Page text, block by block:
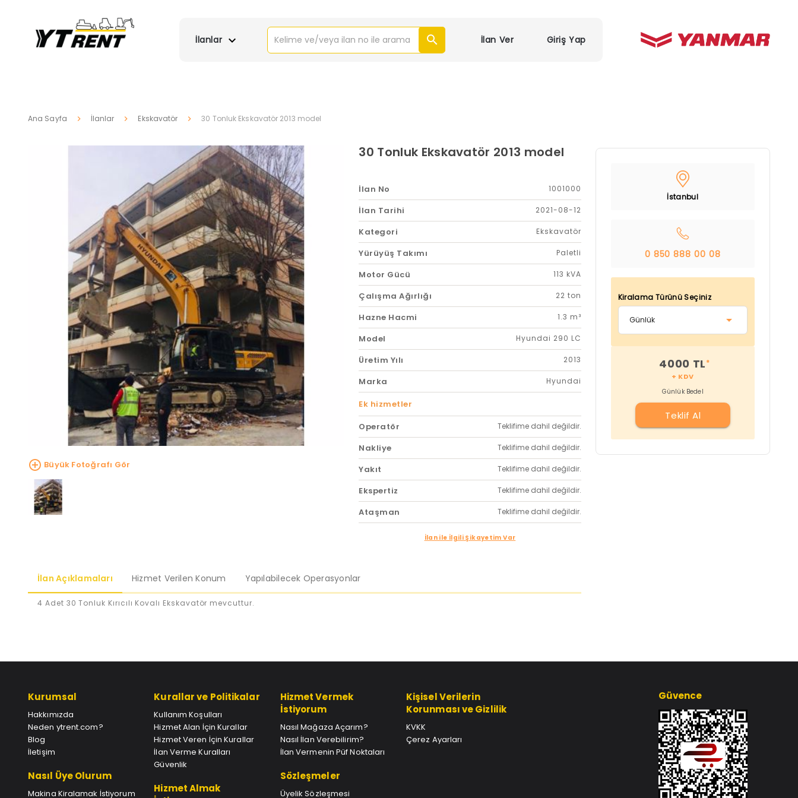
İlanlar İlan Ver Giriş Yap
Ana Sayfa İlanlar Ekskavatör 30 Tonluk Ekskavatör 2013 model
Büyük Fotoğrafı Gör
30 Tonluk Ekskavatör 2013 model
İlan No 1001000
İlan Tarihi 2021-08-12
Kategori Ekskavatör
Yürüyüş Takımı Paletli
Motor Gücü 113 kVA
Çalışma Ağırlığı 22 ton
Hazne Hacmi 1.3 m³
Model Hyundai 290 LC
Üretim Yılı 2013
Marka Hyundai
Ek hizmetler
Operatör
Teklifime dahil değildir.
Nakliye Teklifime dahil değildir.
Yakıt Teklifime dahil değildir.
Ekspertiz Teklifime dahil değildir.
Ataşman Teklifime dahil değildir.
İlan ile İlgili Şikayetim Var
İlan Açıklamaları Hizmet Verilen Konum Yapılabilecek Operasyonlar
4 Adet 30 Tonluk Kırıcılı Kovalı Ekskavatör mevcuttur.
İstanbul
0 850 888 00 08
Kiralama Türünü Seçiniz
4000 TL*
+ KDV
Günlük Bedel
Teklif Al
Kurumsal
Hakkımızda
Neden ytrent.com?
Blog
İletişim
Nasıl Üye Olurum
Makina Kiralamak İstiyorum
Kurallar ve Politikalar
Kullanım Koşulları
Hizmet Alan İçin Kurallar
Hizmet Veren İçin Kurallar
İlan Verme Kuralları
Güvenlik
Hizmet Almak
Hizmet Vermek
İstiyorum
Nasıl Mağaza Açarım?
Nasıl İlan Verebilirim?
İlan Vermenin Püf Noktaları
Sözleşmeler
Üyelik Sözleşmesi
Kişisel Verilerin
Korunması ve Gizlilik
KVKK
Çerez Ayarları
Güvence